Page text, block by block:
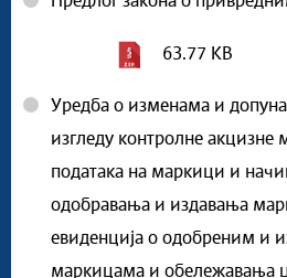
63.77 KB
Уредба о изменама и
изгледу контролне акцизне
података на маркици и
одобравања и издавања
евиденција о одобреним и
маркицама и обележавања